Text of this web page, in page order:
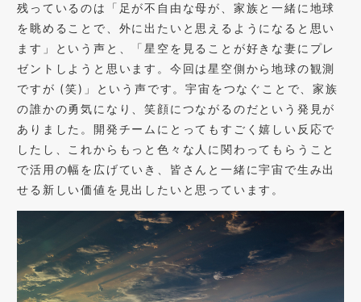
残っているのは「足が不自由な母が、家族と一緒に地球
を眺めることで、外に出たいと思えるようになると思い
ます」という声と、「星空を見ることが好きな妻にプレ
ゼントしようと思います。今回は星空側から地球の観測
ですが (笑) 」という声です。宇宙をつなぐことで、家族
の誰かの勇気になり、笑顔につながるのだという発見が
ありました。開発チームにとってもすごく嬉しい反応で
したし、これからもっと色々な人に関わってもらうこと
で活用の幅を広げていき、皆さんと一緒に宇宙で生み出
せる新しい価値を見出したいと思っています。